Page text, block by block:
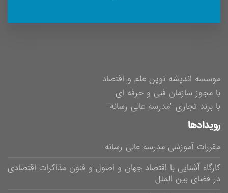
موسسه اندیشه نوین علم و اقتصاد
با مجوز سازمان فنی و حرفه ای
با برند تجاری "مدرسه عالی رسانه"
رویدادها
مقررات آموزشی مدرسه عالی رسانه
کارگاه آشنایی با اقتصاد جهان و اصول و فنون مذاکرات اقتصادی
در فضای بین الملل